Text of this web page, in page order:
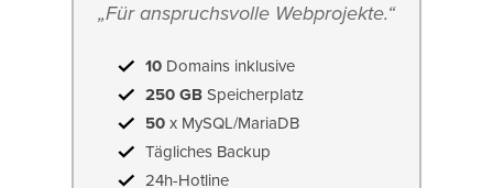
„Für anspruchsvolle Webprojekte.“
10 Domains inklusive
250 GB Speicherplatz
50 x MySQL/MariaDB
Tägliches Backup
24h-Hotline